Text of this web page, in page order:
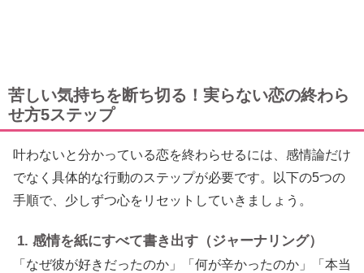
苦しい気持ちを断ち切る！実らない恋の終わら
せ方5ステップ
叶わないと分かっている恋を終わらせるには、感情論だけ
でなく具体的な行動のステップが必要です。以下の5つの
手順で、少しずつ心をリセットしていきましょう。
1. 感情を紙にすべて書き出す（ジャーナリング）
「なぜ彼が好きだったのか」「何が辛かったのか」「本当